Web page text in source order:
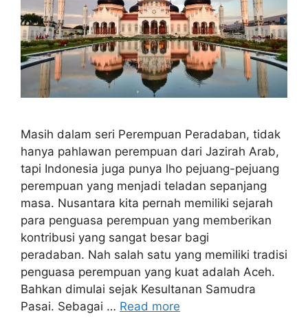
Masih dalam seri Perempuan Peradaban, tidak
hanya pahlawan perempuan dari Jazirah Arab,
tapi Indonesia juga punya lho pejuang-pejuang
perempuan yang menjadi teladan sepanjang
masa. Nusantara kita pernah memiliki sejarah
para penguasa perempuan yang memberikan
kontribusi yang sangat besar bagi
peradaban. Nah salah satu yang memiliki tradisi
penguasa perempuan yang kuat adalah Aceh.
Bahkan dimulai sejak Kesultanan Samudra
Pasai. Sebagai … Read more